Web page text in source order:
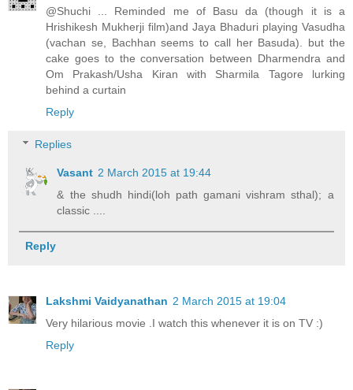
@Shuchi ... Reminded me of Basu da (though it is a
Hrishikesh Mukherji film)and Jaya Bhaduri playing Vasudha
(vachan se, Bachhan seems to call her Basuda). but the
cake goes to the conversation between Dharmendra and
Om Prakash/Usha Kiran with Sharmila Tagore lurking
behind a curtain
Reply
Replies
Vasant 2 March 2015 at 19:44
& the shudh hindi(loh path gamani vishram sthal); a
classic ....
Reply
Lakshmi Vaidyanathan 2 March 2015 at 19:04
Very hilarious movie .I watch this whenever it is on TV :)
Reply